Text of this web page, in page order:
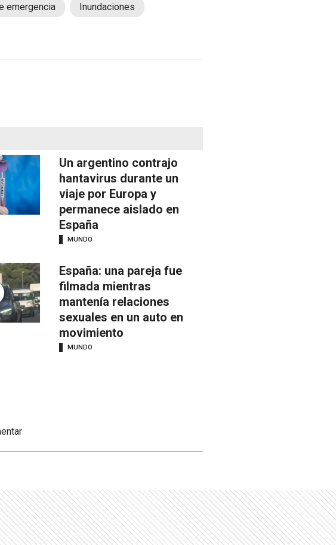
emergencia Inundaciones
Un argentino contrajo
hantavirus durante un
viaje por Europa y
permanece aislado en
España
MUNDO
España: una pareja fue
filmada mientras
mantenía relaciones
sexuales en un auto en
movimiento
MUNDO